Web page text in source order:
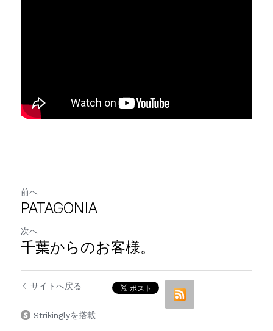
前へ
PATAGONIA
次へ
千葉からのお客様。
サイトへ戻る
Strikinglyを搭載